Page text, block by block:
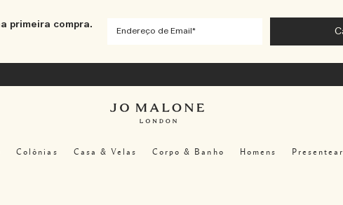
primeira compra.
Colônias Casa & Velas Corpo & Banho Homens Presentear